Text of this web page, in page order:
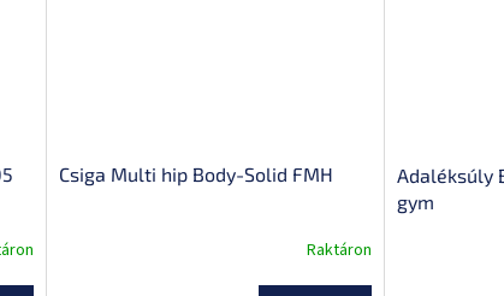
Csiga Multi hip Body-Solid FMH
Raktáron
Adaléksúly
gym